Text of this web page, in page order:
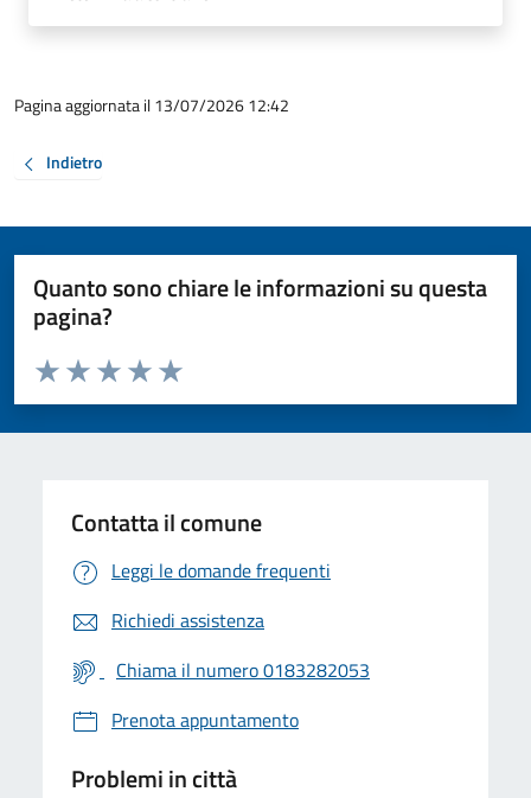
Pagina aggiornata il 13/07/2026 12:42
Indietro
Quanto sono chiare le informazioni su questa
pagina?
Valuta da 1 a 5 stelle la pagina
Valuta 5 stelle su 5
Valuta 4 stelle su 5
Valuta 3 stelle su 5
Valuta 2 stelle su 5
Valuta 1 stelle su 5
Contatta il comune
Leggi le domande frequenti
Richiedi assistenza
Chiama il numero 0183282053
Prenota appuntamento
Problemi in città